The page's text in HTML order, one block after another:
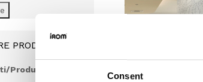
Consent
PRODUS
Produs